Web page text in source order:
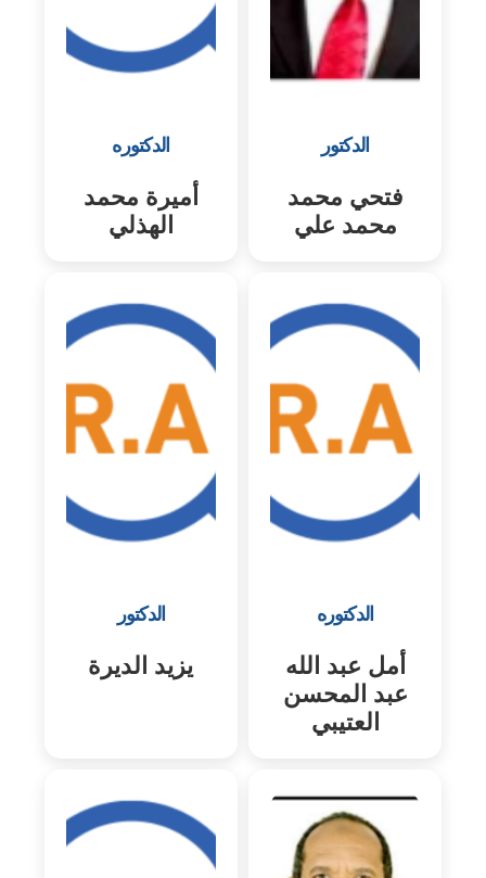
الدكتور
فتحي محمد
محمد علي
الدكتوره
أميرة محمد
الهذلي
الدكتوره
أمل عبد الله
عبد المحسن
العتيبي
الدكتور
يزيد الديرة